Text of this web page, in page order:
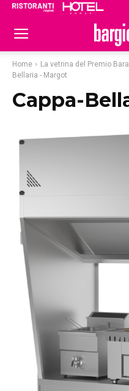
Home La vetrina del Premio
Bellaria - Margot
Cappa-